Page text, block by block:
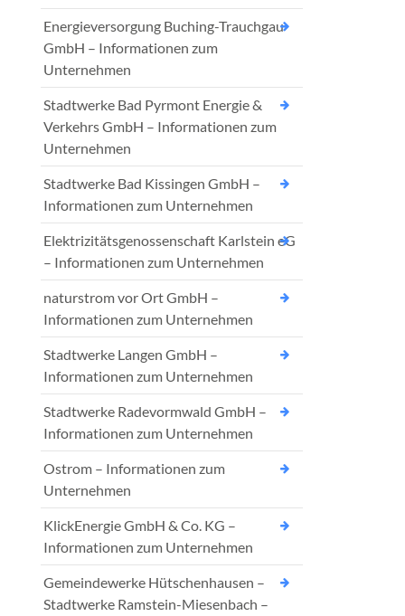
Energieversorgung Buching-Trauchgau
GmbH – Informationen zum
Unternehmen
Stadtwerke Bad Pyrmont Energie &
Verkehrs GmbH – Informationen zum
Unternehmen
Stadtwerke Bad Kissingen GmbH –
Informationen zum Unternehmen
Elektrizitätsgenossenschaft Karlstein eG
– Informationen zum Unternehmen
naturstrom vor Ort GmbH –
Informationen zum Unternehmen
Stadtwerke Langen GmbH –
Informationen zum Unternehmen
Stadtwerke Radevormwald GmbH –
Informationen zum Unternehmen
Ostrom – Informationen zum
Unternehmen
KlickEnergie GmbH & Co. KG –
Informationen zum Unternehmen
Gemeindewerke Hütschenhausen –
Stadtwerke Ramstein-Miesenbach –